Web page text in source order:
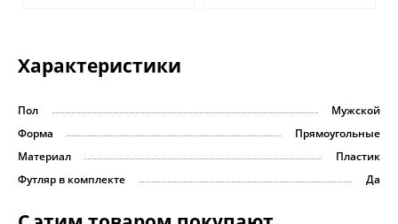
Характеристики
Пол
Мужской
Форма
Прямоугольные
Материал
Пластик
Футляр в комплекте
Да